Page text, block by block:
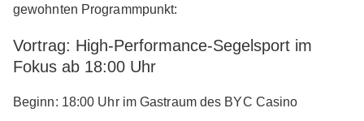
gewohnten Programmpunkt:
Vortrag: High-Performance-Segelsport im
Fokus ab 18:00 Uhr
Beginn: 18:00 Uhr im Gastraum des BYC Casino